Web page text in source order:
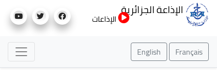
إلى
الإذاعة الجزائرية
الإذاعات
Français
English